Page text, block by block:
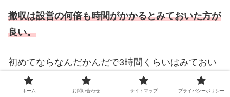
撤収は設営の何倍も時間がかかるとみておいた方が
良い。
初めてならなんだかんだで3時間くらいはみておい
た方がいいんじゃないかなー。
ホーム お問い合わせ サイトマップ プライバシーポリシー